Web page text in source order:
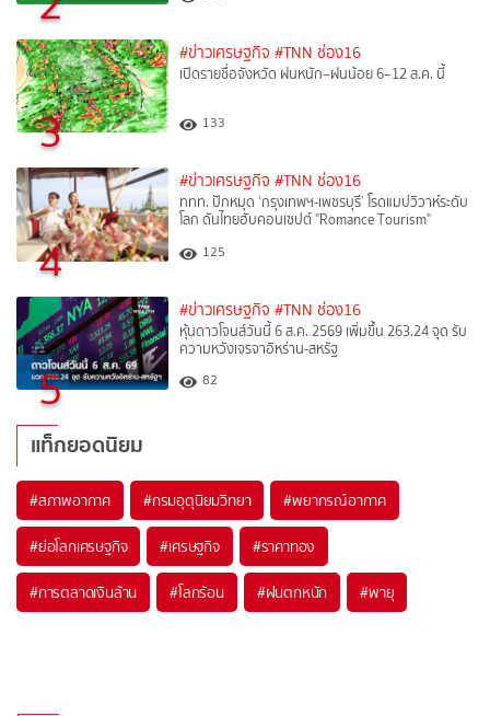
3
#ข่าวเศรษฐกิจ #TNN ช่อง16
เปิดรายชื่อจังหวัด ฝนหนัก–ฝนน้อย 6–12 ส.ค. นี้
133
4
#ข่าวเศรษฐกิจ #TNN ช่อง16
ททท. ปักหมุด ‘กรุงเทพฯ-เพชรบุรี’ โรดแมปวิวาห์ระดับ
โลก ดันไทยฮับคอนเซปต์ "Romance Tourism"
125
5
#ข่าวเศรษฐกิจ #TNN ช่อง16
หุ้นดาวโจนส์วันนี้ 6 ส.ค. 2569 เพิ่มขึ้น 263.24 จุด รับ
ความหวังเจรจาอิหร่าน-สหรัฐ
82
แท็กยอดนิยม
#สภาพอากาศ #กรมอุตุนิยมวิทยา #พยากรณ์อากาศ
#ย่อโลกเศรษฐกิจ #เศรษฐกิจ #ราคาทอง
#การตลาดเงินล้าน #โลกร้อน #ฝนตกหนัก #พายุ